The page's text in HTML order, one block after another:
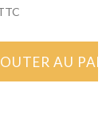
AU